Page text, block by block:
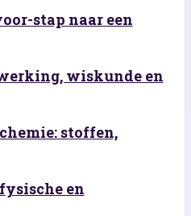
stap naar een
wiskunde en
stoffen,
en